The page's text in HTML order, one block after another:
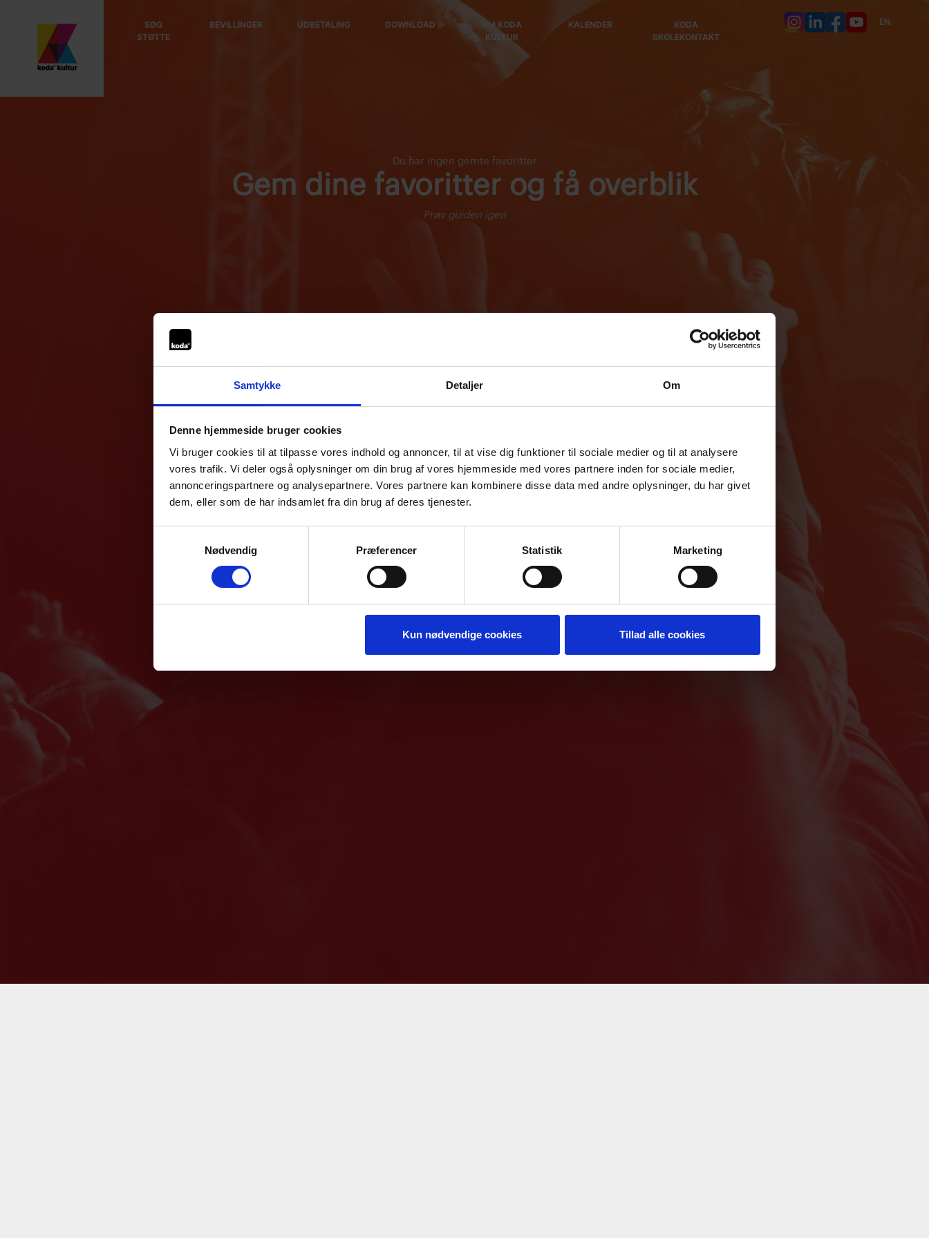
Samtykke Detaljer Om
Denne hjemmeside bruger cookies
Vi bruger cookies til at tilpasse vores indhold og annoncer, til at vise dig funktioner til sociale medier og til at analysere
vores trafik. Vi deler også oplysninger om din brug af vores hjemmeside med vores partnere inden for sociale medier,
annonceringspartnere og analysepartnere. Vores partnere kan kombinere disse data med andre oplysninger, du har givet
dem, eller som de har indsamlet fra din brug af deres tjenester.
Nødvendig
Præferencer Statistik Marketing
Kun nødvendige cookies Tillad alle cookies
SØG
STØTTE
BEVILLINGER UDBETALING DOWNLOAD
OM KODA
KULTUR
KALENDER
KODA
SKOLEKONTAKT
EN
Du har ingen gemte favoritter
Gem dine favoritter og få overblik
Prøv guiden igen